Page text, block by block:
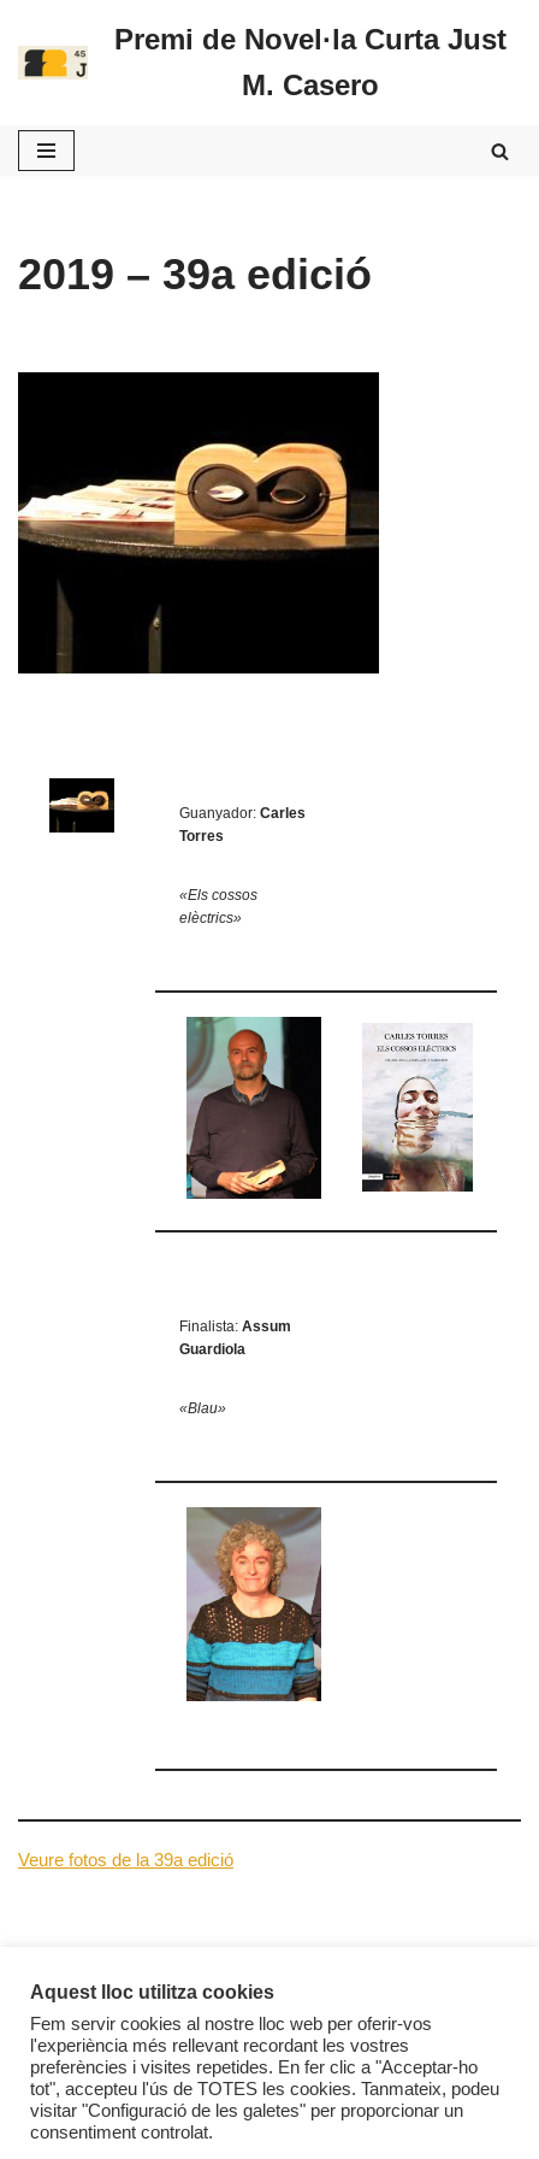
Vés
Premi de Novel·la Curta Just
M. Casero
2019 – 39a edició
Guanyador: Carles
Torres
«Els cossos
elèctrics»
Finalista: Assum
Guardiola
«Blau»
Veure fotos de la 39a edició
Aquest lloc utilitza cookies
Fem servir cookies al nostre lloc web per oferir-vos
l'experiència més rellevant recordant les vostres
preferències i visites repetides. En fer clic a "Acceptar-ho
tot", accepteu l'ús de TOTES les cookies. Tanmateix, podeu
visitar "Configuració de les galetes" per proporcionar un
consentiment controlat.